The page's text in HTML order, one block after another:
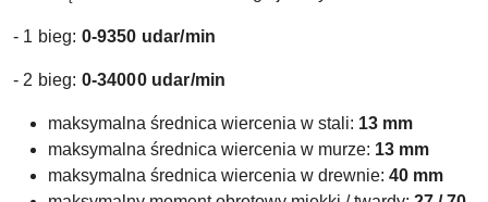
- 1 bieg: 0-9350 udar/min
- 2 bieg: 0-34000 udar/min
maksymalna średnica wiercenia w stali: 13 mm
maksymalna średnica wiercenia w murze: 13 mm
maksymalna średnica wiercenia w drewnie: 40 mm